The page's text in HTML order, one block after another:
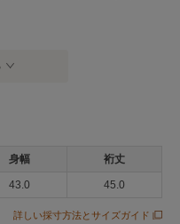
ング・マキシ丈ワンピース
身幅 裄丈
43.0 45.0
詳しい採寸方法とサイズガイド